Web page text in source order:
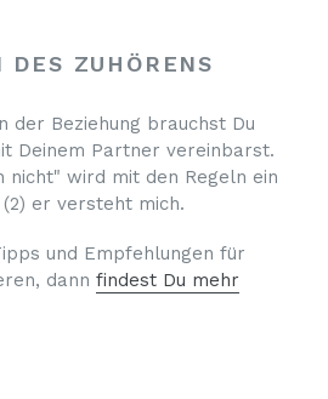
ZUHÖRENS
der Beziehung brauchst Du
Deinem Partner vereinbarst.
nicht" wird mit den Regeln ein
er versteht mich.
und Empfehlungen für
dann findest Du mehr